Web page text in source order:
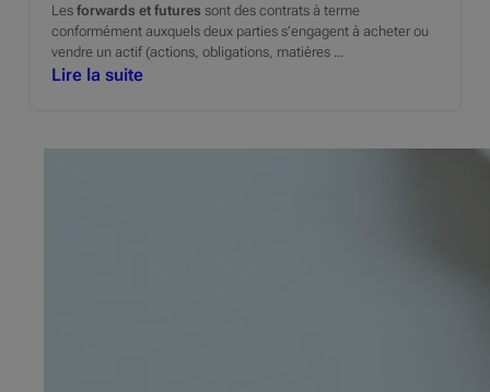
Les forwards et futures sont des contrats à terme
conformément auxquels deux parties s’engagent à acheter ou
vendre un actif (actions, obligations, matières ...
Lire la suite